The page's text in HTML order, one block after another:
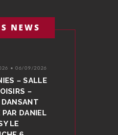
NEWS
• 06/09/2026
– SALLE
–
DANSANT
PAR DANIEL
LE